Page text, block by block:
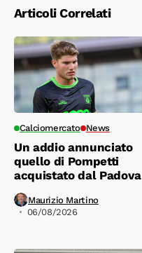
Articoli Correlati
Calciomercato News
Un addio annunciato
quello di Pompetti
acquistato dal Padova
Maurizio Martino
06/08/2026